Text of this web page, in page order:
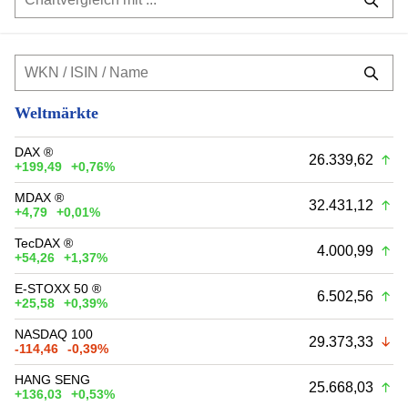
Weltmärkte
DAX ®
+199,49
+0,76% 26.339,62
MDAX ®
+4,79
+0,01% 32.431,12
TecDAX ®
+54,26
+1,37% 4.000,99
E-STOXX 50 ®
+25,58
+0,39% 6.502,56
NASDAQ 100
-114,46
-0,39% 29.373,33
HANG SENG
+136,03
+0,53% 25.668,03